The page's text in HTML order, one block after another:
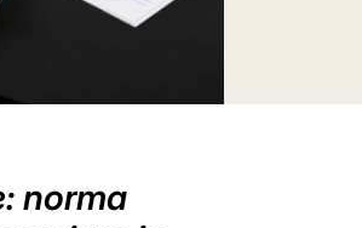
norma